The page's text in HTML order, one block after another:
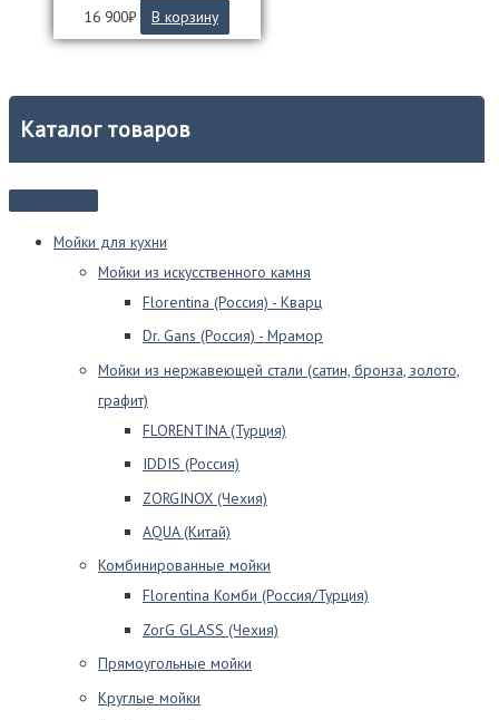
Каталог товаров
Мойки для кухни
Мойки из искусственного камня
Florentina (Россия) - Кварц
Dr. Gans (Россия) - Мрамор
Мойки из нержавеющей стали (сатин, бронза, золото,
графит)
FLORENTINA (Турция)
IDDIS (Россия)
ZORGINOX (Чехия)
AQUA (Китай)
Комбинированные мойки
Florentina Комби (Россия/Турция)
ZorG GLASS (Чехия)
Прямоугольные мойки
Круглые мойки
16 900₽ В корзину